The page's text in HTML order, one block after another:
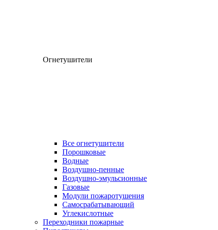
Огнетушители
Все огнетушители
Порошковые
Водные
Воздушно-пенные
Воздушно-эмульсионные
Газовые
Модули пожаротушения
Самосрабатывающий
Углекислотные
Переходники пожарные